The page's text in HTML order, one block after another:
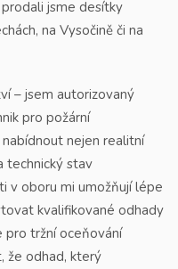
jsme desítky
na Vysočině či na
– jsem autorizovaný
pro požární
nejen realitní
technický stav
v oboru mi umožňují lépe
kvalifikované odhady
pro tržní oceňování
že odhad, který